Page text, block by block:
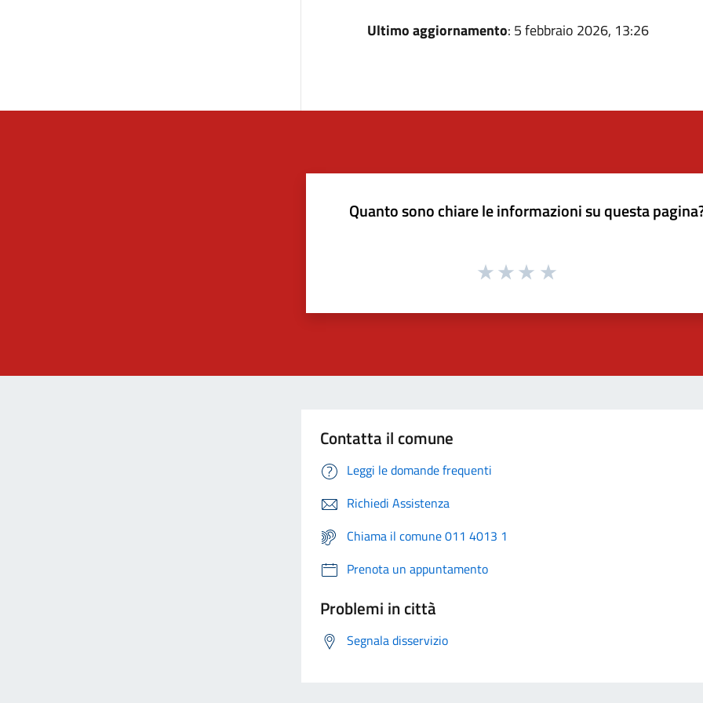
Ultimo aggiornamento: 5 febbraio 2026, 13:26
Quanto sono chiare le informazioni su questa
Contatta il comune
Leggi le domande frequenti
Richiedi Assistenza
Chiama il comune 011 4013 1
Prenota un appuntamento
Problemi in città
Segnala disservizio